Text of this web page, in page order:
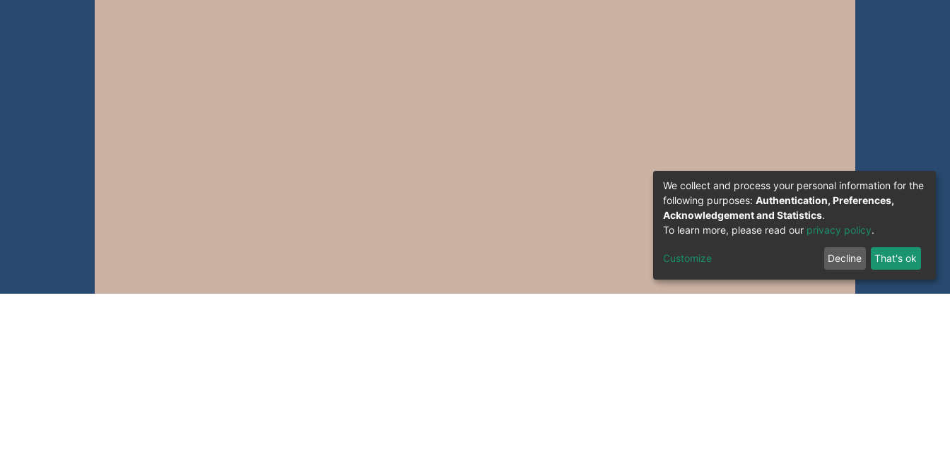
We collect and process your personal information for the
following purposes: Authentication, Preferences,
Acknowledgement and Statistics.
To learn more, please read our privacy policy.
Customize Decline That's ok